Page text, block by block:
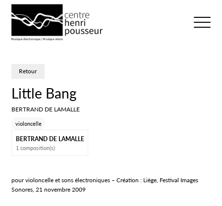
Ouvrir/
Retour
Little Bang
BERTRAND DE LAMALLE
violoncelle
BERTRAND DE LAMALLE
1 composition(s)
pour violoncelle et sons électroniques – Création : Liège, Festival Images
Sonores, 21 novembre 2009